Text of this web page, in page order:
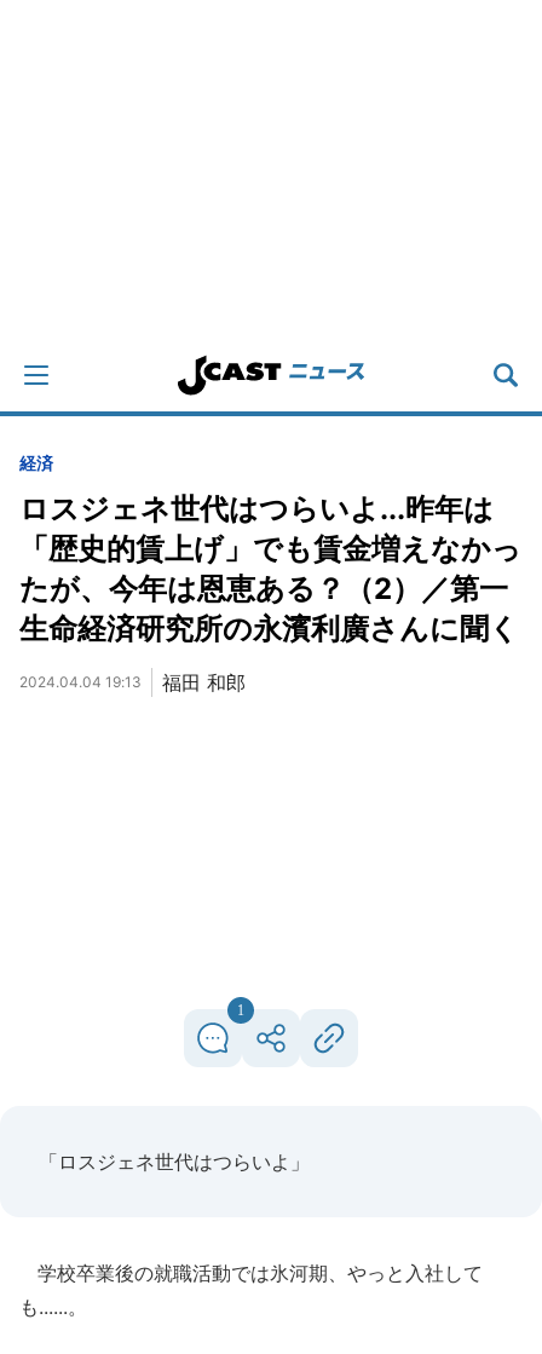
経済
ロスジェネ世代はつらいよ...昨年は
「歴史的賃上げ」でも賃金増えなかっ
たが、今年は恩恵ある？（2）／第一
生命経済研究所の永濱利廣さんに聞く
2024.04.04 19:13 福田 和郎
1
「ロスジェネ世代はつらいよ」
学校卒業後の就職活動では氷河期、やっと入社して
も......。